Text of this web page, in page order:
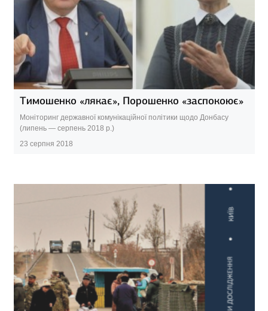
Тимошенко «лякає», Порошенко «заспокоює»
Моніторинг державної комунікаційної політики щодо Донбасу
(липень — серпень 2018 р.)
23 серпня 2018